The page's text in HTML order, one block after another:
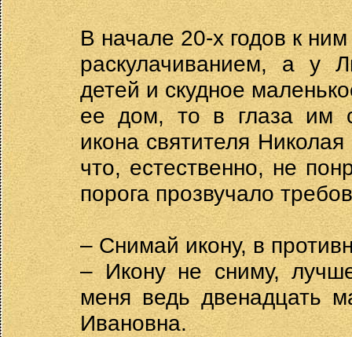
В начале 20-х годов к
раскулачиванием, а у
детей и скудное
ее дом, то в глаза им
икона святителя
что, естественно, не
порога прозвучало
– Снимай икону, в
– Икону не сниму,
меня ведь двенадцать
Ивановна.